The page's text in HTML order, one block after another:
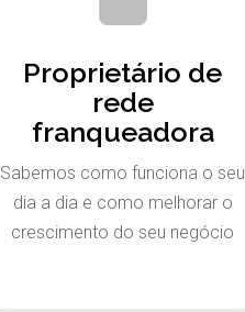
Proprietário de
rede
franqueadora
Sabemos como funciona o seu
dia a dia e como melhorar o
crescimento do seu negócio